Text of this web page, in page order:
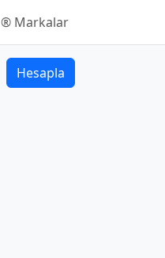
®️ Markalar
Hesapla